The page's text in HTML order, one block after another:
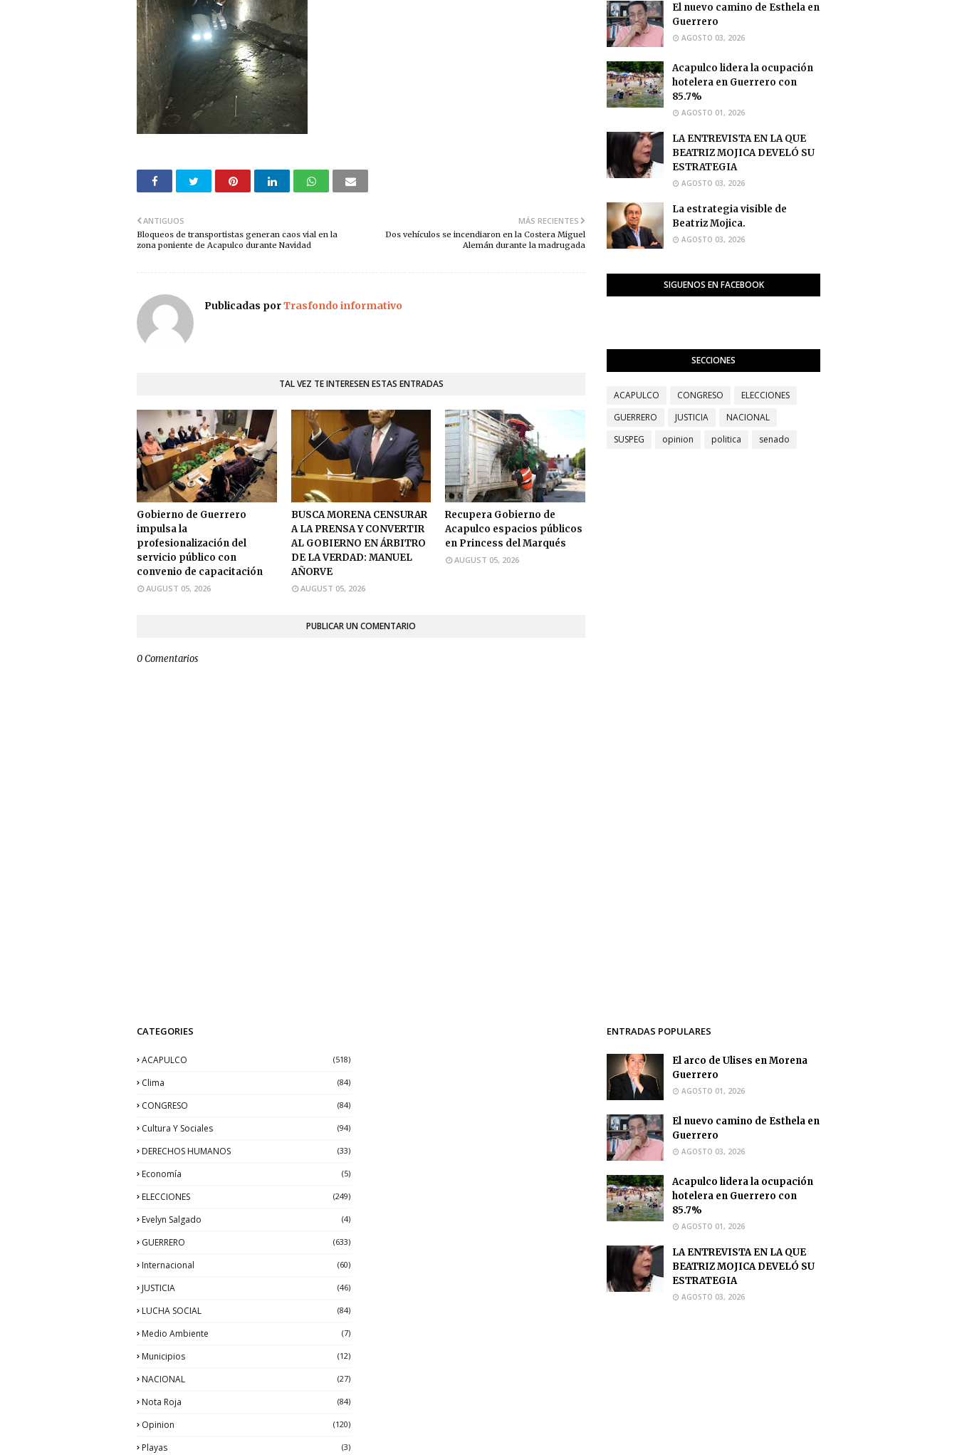
MÁS RECIENTES
Dos vehículos se incendiaron en la Costera Miguel
Alemán durante la madrugada
ANTIGUOS
Bloqueos de transportistas generan caos vial en la
zona poniente de Acapulco durante Navidad
Publicadas porTrasfondo informativo
TAL VEZ TE INTERESEN ESTAS ENTRADAS
Gobierno de Guerrero
impulsa la
profesionalización del
servicio público con
convenio de capacitación
AUGUST 05, 2026
BUSCA MORENA CENSURAR
A LA PRENSA Y CONVERTIR
AL GOBIERNO EN ÁRBITRO
DE LA VERDAD: MANUEL
AÑORVE
AUGUST 05, 2026
Recupera Gobierno de
Acapulco espacios públicos
en Princess del Marqués
AUGUST 05, 2026
PUBLICAR UN COMENTARIO
0 Comentarios
El nuevo camino de Esthela en
Guerrero
AGOSTO 03, 2026
Acapulco lidera la ocupación
hotelera en Guerrero con
85.7%
AGOSTO 01, 2026
LA ENTREVISTA EN LA QUE
BEATRIZ MOJICA DEVELÓ SU
ESTRATEGIA
AGOSTO 03, 2026
La estrategia visible de
Beatriz Mojica.
AGOSTO 03, 2026
SIGUENOS EN FACEBOOK
SECCIONES
ACAPULCO CONGRESO
ELECCIONES
GUERRERO
JUSTICIA
NACIONAL
SUSPEG
opinion politica senado
CATEGORIES
ACAPULCO (518)
Clima (84)
CONGRESO (84)
Cultura Y Sociales (94)
DERECHOS HUMANOS (33)
Economía (5)
ELECCIONES (249)
Evelyn Salgado (4)
GUERRERO (633)
Internacional (60)
JUSTICIA (46)
LUCHA SOCIAL (84)
Medio Ambiente (7)
Municipios (12)
NACIONAL (27)
Nota Roja (84)
Opinion (120)
Playas (3)
ENTRADAS POPULARES
El arco de Ulises en Morena
Guerrero
AGOSTO 01, 2026
El nuevo camino de Esthela en
Guerrero
AGOSTO 03, 2026
Acapulco lidera la ocupación
hotelera en Guerrero con
85.7%
AGOSTO 01, 2026
LA ENTREVISTA EN LA QUE
BEATRIZ MOJICA DEVELÓ SU
ESTRATEGIA
AGOSTO 03, 2026